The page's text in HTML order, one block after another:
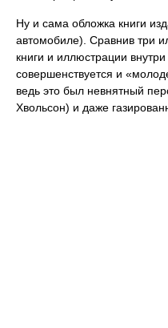
Ну и сама обложка книги
автомобиле). Сравнив три
книги и иллюстрации
совершенствуется и
ведь это был невнятный
Хвольсон) и даже